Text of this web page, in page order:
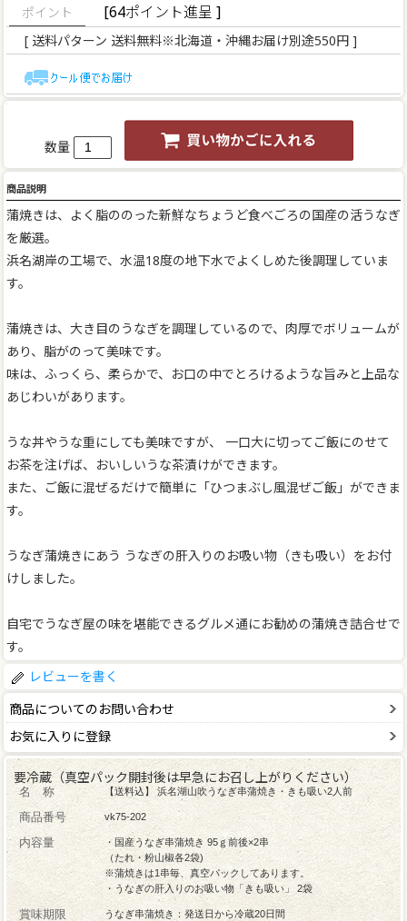
[64ポイント進呈 ]
[ 送料パターン 送料無料※北海道・沖縄お届け別途550円 ]
数量
商品説明
蒲焼きは、よく脂ののった新鮮なちょうど食べごろの国産の活うなぎ
を厳選。
浜名湖岸の工場で、水温18度の地下水でよくしめた後調理していま
す。
蒲焼きは、大き目のうなぎを調理しているので、肉厚でボリュームが
あり、脂がのって美味です。
味は、ふっくら、柔らかで、お口の中でとろけるような旨みと上品な
あじわいがあります。
うな丼やうな重にしても美味ですが、 一口大に切ってご飯にのせて
お茶を注げば、おいしいうな茶漬けができます。
また、ご飯に混ぜるだけで簡単に「ひつまぶし風混ぜご飯」ができま
す。
うなぎ蒲焼きにあう うなぎの肝入りのお吸い物（きも吸い）をお付
けしました。
自宅でうなぎ屋の味を堪能できるグルメ通にお勧めの蒲焼き詰合せで
す。
レビューを書く
商品についてのお問い合わせ
お気に入りに登録
要冷蔵（真空パック開封後は早急にお召し上がりください）
名 称 【送料込】 浜名湖山吹うなぎ串蒲焼き・きも吸い2人前
商品番号 vk75-202
内容量
・国産うなぎ串蒲焼き 95ｇ前後×2串
（たれ・粉山椒各2袋)
※蒲焼きは1串毎、真空パックしてあります。
・うなぎの肝入りのお吸い物「きも吸い」 2袋
賞味期限 うなぎ串蒲焼き：発送日から冷蔵20日間